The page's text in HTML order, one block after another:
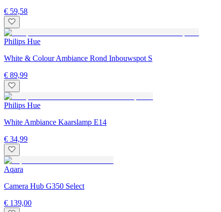
€ 59,58
Philips Hue
White & Colour Ambiance Rond Inbouwspot S
€ 89,99
Philips Hue
White Ambiance Kaarslamp E14
€ 34,99
Aqara
Camera Hub G350 Select
€ 139,00